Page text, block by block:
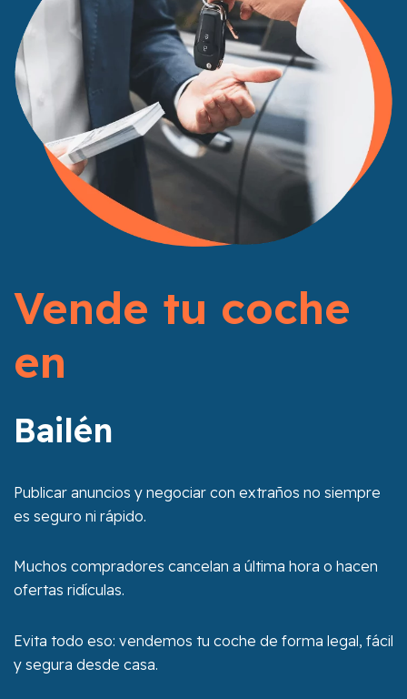
Vende tu coche
en
Bailén
Publicar anuncios y negociar con extraños no siempre
es seguro ni rápido.
Muchos compradores cancelan a última hora o hacen
ofertas ridículas.
Evita todo eso: vendemos tu coche de forma legal, fácil
y segura desde casa.